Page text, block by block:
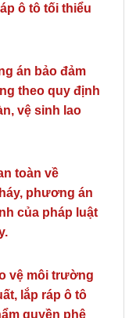
ô tô tối thiểu
án bảo đảm
theo quy định
vệ sinh lao
toàn về
phương án
của pháp luật
vệ môi trường
lắp ráp ô tô
quyền phê